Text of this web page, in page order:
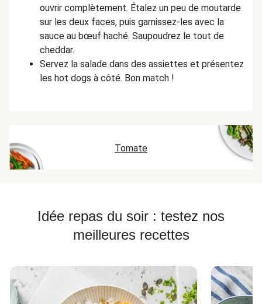
ouvrir complètement. Étalez un peu de moutarde
sur les deux faces, puis garnissez-les avec la
sauce au bœuf haché. Saupoudrez le tout de
cheddar.
Servez la salade dans des assiettes et présentez
les hot dogs à côté. Bon match !
Tomate
Idée repas du soir : testez nos
meilleures recettes